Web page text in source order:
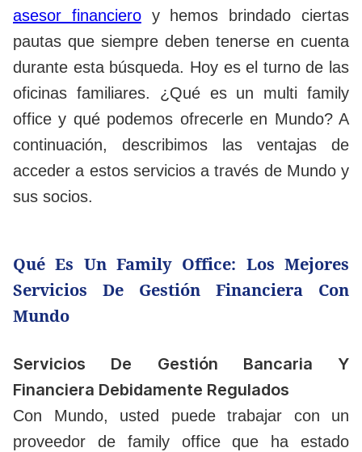
asesor financieroy hemos brindado ciertas
pautas que siempre deben tenerse en cuenta
durante esta búsqueda. Hoy es el turno de las
oficinas familiares. ¿Qué es un multi family
office y qué podemos ofrecerle en Mundo? A
continuación, describimos las ventajas de
acceder a estos servicios a través de Mundo y
sus socios.
Qué Es Un Family Office: Los Mejores
Servicios De Gestión Financiera Con
Mundo
Servicios De Gestión Bancaria Y
Financiera Debidamente Regulados
Con Mundo, usted puede trabajar con un
proveedor de family office que ha estado